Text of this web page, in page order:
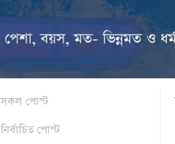
সকল পোস্ট
নির্বাচিত পোস্ট